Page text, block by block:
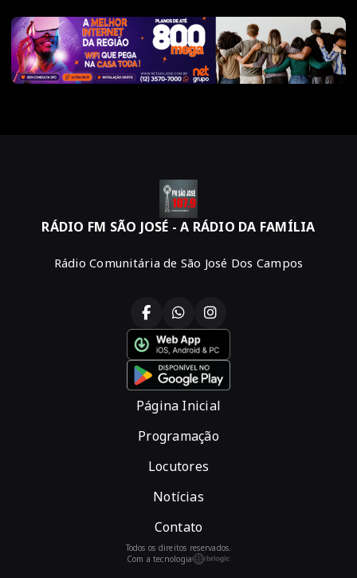
RÁDIO FM SÃO JOSÉ - A RÁDIO DA FAMÍLIA
Rádio Comunitária de São José Dos Campos
Página Inicial
Programação
Locutores
Notícias
Contato
Todos os direitos reservados.
Com a tecnologia